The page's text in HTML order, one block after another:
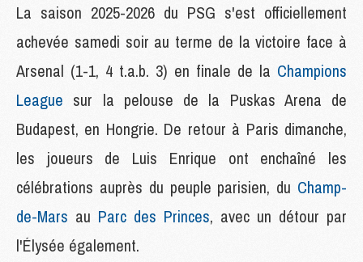
La saison 2025-2026 du PSG s'est officiellement
achevée samedi soir au terme de la victoire face à
Arsenal (1-1, 4 t.a.b. 3) en finale de la Champions
League sur la pelouse de la Puskas Arena de
Budapest, en Hongrie. De retour à Paris dimanche,
les joueurs de Luis Enrique ont enchaîné les
célébrations auprès du peuple parisien, du Champ-
de-Mars au Parc des Princes, avec un détour par
l'Élysée également.